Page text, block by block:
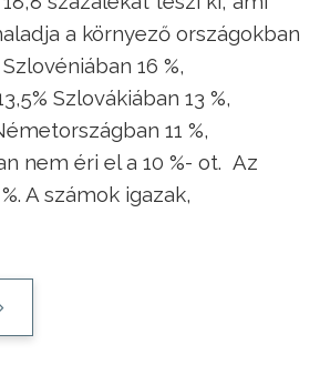
a környező országokban
16 %,
Szlovákiában 13 %,
11 %,
nem éri el a 10 %- ot. Az
A számok igazak,